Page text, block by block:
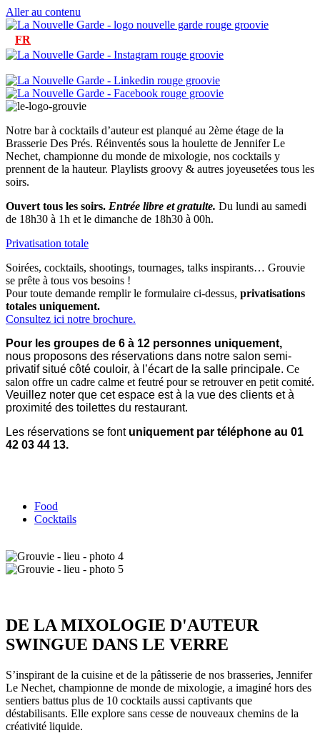
Aller au contenu
FR
Notre bar à cocktails d’auteur est planqué au 2ème étage de la
Brasserie Des Prés. Réinventés sous la houlette de Jennifer Le
Nechet, championne du monde de mixologie, nos cocktails y
prennent de la hauteur. Playlists groovy & autres joyeusetées tous les
soirs.
Ouvert tous les soirs. Entrée libre et gratuite. Du lundi au samedi
de 18h30 à 1h et le dimanche de 18h30 à 00h.
Privatisation totale
Soirées, cocktails, shootings, tournages, talks inspirants… Grouvie
se prête à tous vos besoins !
Pour toute demande remplir le formulaire ci-dessus, privatisations
totales uniquement.
Consultez ici notre brochure.
Pour les groupes de 6 à 12 personnes uniquement,
nous proposons des réservations dans notre salon semi-
privatif situé côté couloir, à l’écart de la salle principale. Ce
salon offre un cadre calme et feutré pour se retrouver en petit comité.
Veuillez noter que cet espace est à la vue des clients et à
proximité des toilettes du restaurant.
Les réservations se font uniquement par téléphone au 01
42 03 44 13.
Food
Cocktails
DE LA MIXOLOGIE D'AUTEUR
SWINGUE DANS LE VERRE
S’inspirant de la cuisine et de la pâtisserie de nos brasseries, Jennifer
Le Nechet, championne de monde de mixologie, a imaginé hors des
sentiers battus plus de 10 cocktails aussi captivants que
déstabilisants. Elle explore sans cesse de nouveaux chemins de la
créativité liquide.